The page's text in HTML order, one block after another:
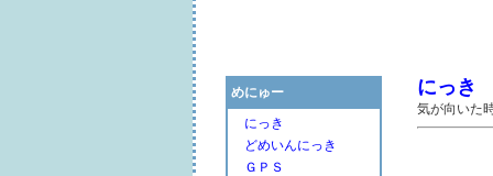
めにゅー
にっき
どめいんにっき
ＧＰＳ
にっき
気が向いた